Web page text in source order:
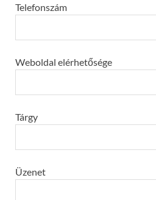
Telefonszám
Weboldal elérhetősége
Tárgy
Üzenet